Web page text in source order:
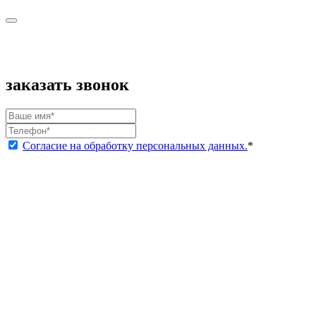
заказать звонок
Согласие на обработку персональных данных.*